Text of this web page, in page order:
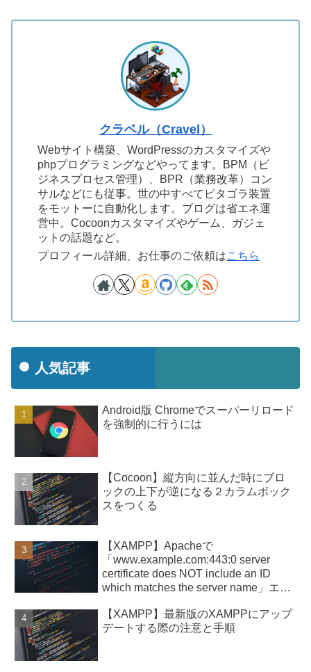
クラベル（Cravel）
Webサイト構築、WordPressのカスタマイズや
phpプログラミングなどやってます。BPM（ビ
ジネスプロセス管理）、BPR（業務改革）コン
サルなどにも従事。世の中すべてピタゴラ装置
をモットーに自動化します。ブログは省エネ運
営中。Cocoonカスタマイズやゲーム、ガジェ
ットの話題など。
プロフィール詳細、お仕事のご依頼はこちら
人気記事
Android版 Chromeでスーパーリロード
を強制的に行うには
【Cocoon】縦方向に並んだ時にブロ
ックの上下が逆になる２カラムボック
スをつくる
【XAMPP】Apacheで
「www.example.com:443:0 server
certificate does NOT include an ID
which matches the server name」エラ
【XAMPP】最新版のXAMPPにアップ
デートする際の注意と手順